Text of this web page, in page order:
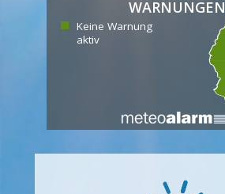
WARNUNGEN
Keine Warnung
aktiv